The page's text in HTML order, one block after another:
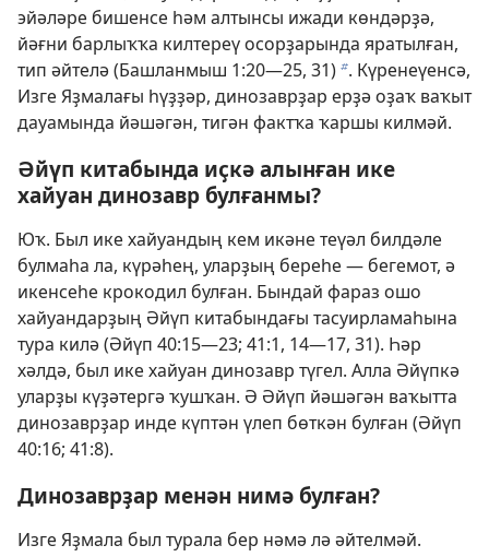
эйәләре бишенсе һәм алтынсы ижади көндәрҙә,
йәғни барлыҡҡа килтереү осорҙарында яратылған,
тип әйтелә (Башланмыш 1:20—25, 31)b. Күренеүенсә,
Изге Яҙмалағы һүҙҙәр, динозаврҙар ерҙә оҙаҡ ваҡыт
дауамында йәшәгән, тигән фактҡа ҡаршы килмәй.
Әйүп китабында иҫкә алынған ике
хайуан динозавр булғанмы?
Юҡ. Был ике хайуандың кем икәне теүәл билдәле
булмаһа ла, күрәһең, уларҙың береһе — бегемот, ә
икенсеһе крокодил булған. Бындай фараз ошо
хайуандарҙың Әйүп китабындағы тасуирламаһына
тура килә (Әйүп 40:15—23; 41:1, 14—17, 31). Һәр
хәлдә, был ике хайуан динозавр түгел. Алла Әйүпкә
уларҙы күҙәтергә ҡушҡан. Ә Әйүп йәшәгән ваҡытта
динозаврҙар инде күптән үлеп бөткән булған (Әйүп
40:16; 41:8).
Динозаврҙар менән нимә булған?
Изге Яҙмала был турала бер нәмә лә әйтелмәй.